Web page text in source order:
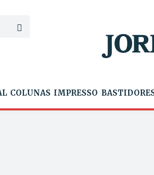
COLUNAS IMPRESSO